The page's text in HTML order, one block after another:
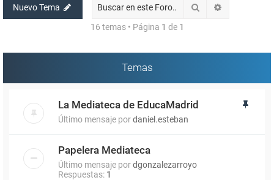
Nuevo Tema Buscar
16 temas • Página 1 de 1
Temas
La Mediateca de EducaMadrid
Último mensaje pordaniel.esteban
Papelera Mediateca
Último mensaje pordgonzalezarroyo
Respuestas: 1